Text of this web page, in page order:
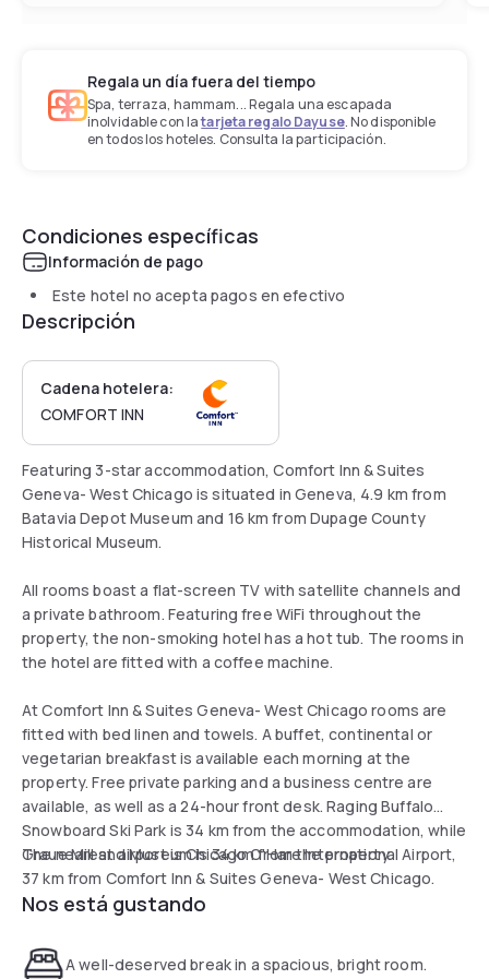
Regala un día fuera del tiempo
Spa, terraza, hammam... Regala una escapada
inolvidable con latarjeta regalo Dayuse. No disponible
en todos los hoteles. Consulta la participación.
Condiciones específicas
Información de pago
Este hotel no acepta pagos en efectivo
Descripción
Cadena hotelera:
COMFORT INN
Featuring 3-star accommodation, Comfort Inn & Suites
Geneva- West Chicago is situated in Geneva, 4.9 km from
Batavia Depot Museum and 16 km from Dupage County
Historical Museum.
All rooms boast a flat-screen TV with satellite channels and
a private bathroom. Featuring free WiFi throughout the
property, the non-smoking hotel has a hot tub. The rooms in
the hotel are fitted with a coffee machine.
At Comfort Inn & Suites Geneva- West Chicago rooms are
fitted with bed linen and towels. A buffet, continental or
vegetarian breakfast is available each morning at the
property. Free private parking and a business centre are
available, as well as a 24-hour front desk. Raging Buffalo
Snowboard Ski Park is 34 km from the accommodation, while
Graue Mill and Museum is 34 km from the property.
The nearest airport is Chicago O'Hare International Airport,
37 km from Comfort Inn & Suites Geneva- West Chicago.
Nos está gustando
A well-deserved break in a spacious, bright room.